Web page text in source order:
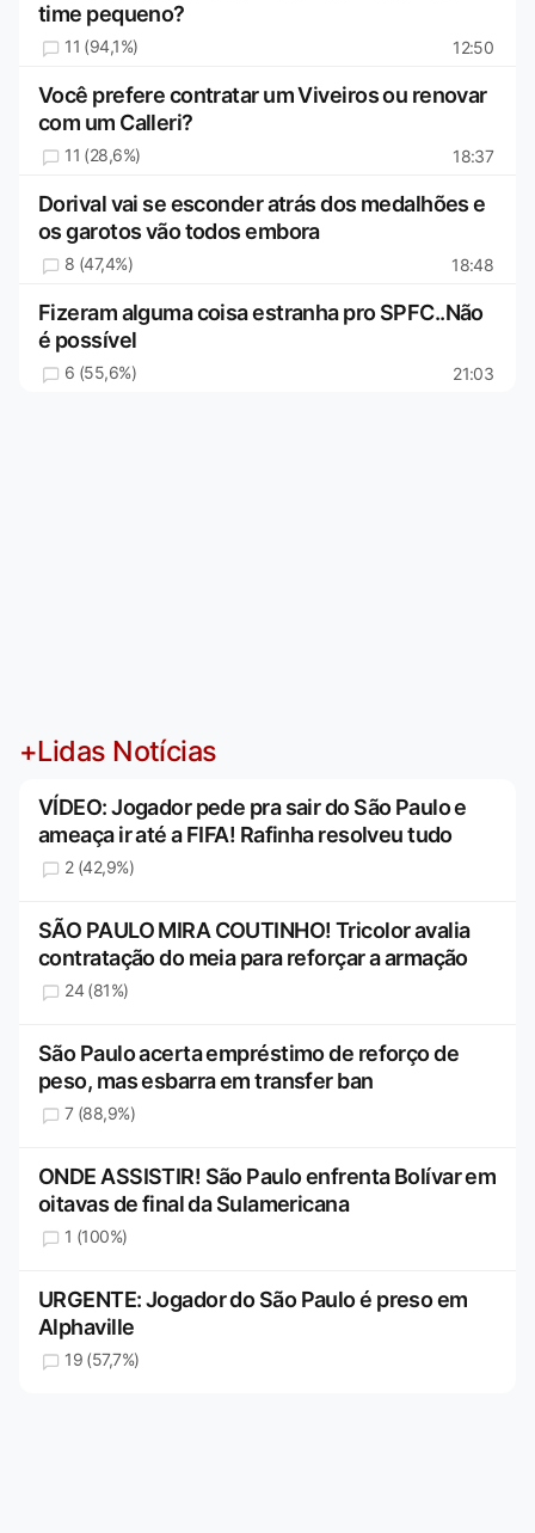
time pequeno?
11 (94,1%) 12:50
Você prefere contratar um Viveiros ou renovar
com um Calleri?
11 (28,6%) 18:37
Dorival vai se esconder atrás dos medalhões e
os garotos vão todos embora
8 (47,4%) 18:48
Fizeram alguma coisa estranha pro SPFC..Não
é possível
6 (55,6%) 21:03
+Lidas Notícias
VÍDEO: Jogador pede pra sair do São Paulo e
ameaça ir até a FIFA! Rafinha resolveu tudo
2 (42,9%)
SÃO PAULO MIRA COUTINHO! Tricolor avalia
contratação do meia para reforçar a armação
24 (81%)
São Paulo acerta empréstimo de reforço de
peso, mas esbarra em transfer ban
7 (88,9%)
ONDE ASSISTIR! São Paulo enfrenta Bolívar em
oitavas de final da Sulamericana
1 (100%)
URGENTE: Jogador do São Paulo é preso em
Alphaville
19 (57,7%)